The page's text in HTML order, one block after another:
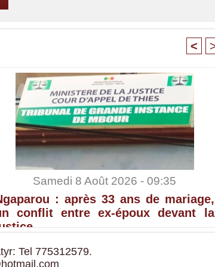
<
Samedi 8 Août 2026 - 09:35
: après 33 ans de mariage,
conflit entre ex-époux devant la
Tel 775312579.